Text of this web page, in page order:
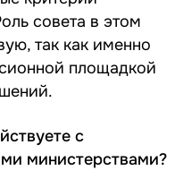
совета в этом
так как именно
площадкой
с
министерствами?